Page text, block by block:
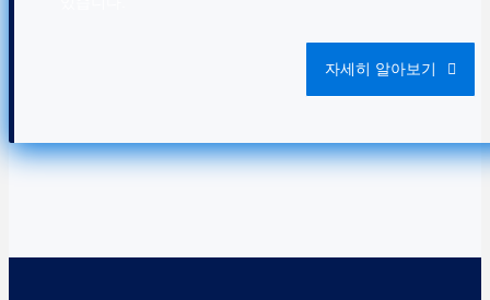
자세히 알아보기